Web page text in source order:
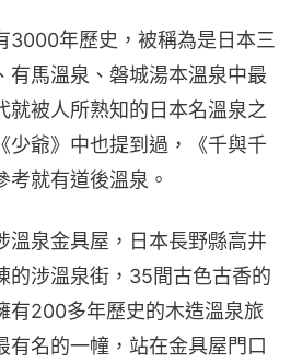
3000年歷史，被稱為是日本三
有馬溫泉、磐城湯本溫泉中最
就被人所熟知的日本名溫泉之
少爺》中也提到過，《千與千
就有道後溫泉。
溫泉金具屋，日本長野縣高井
的涉溫泉街，35間古色古香的
有200多年歷史的木造溫泉旅
有名的一幢，站在金具屋門口